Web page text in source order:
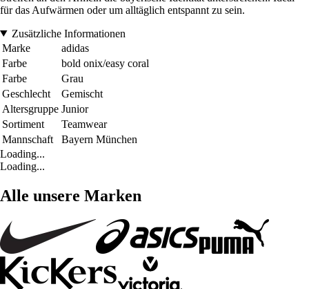
für das Aufwärmen oder um alltäglich entspannt zu sein.
Zusätzliche Informationen
Marke
adidas
Farbe
bold onix/easy coral
Farbe
Grau
Geschlecht
Gemischt
Altersgruppe Junior
Sortiment
Teamwear
Mannschaft
Bayern München
Loading...
Loading...
Alle unsere Marken